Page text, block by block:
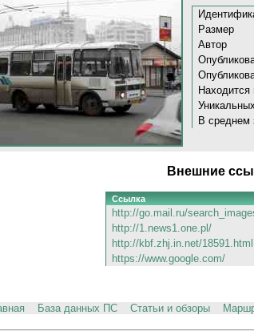
Размер
Автор
Находится
В среднем
Внешние
Ссылка
http://go.mail.ru/
http://1.news1.one.pl/
http://kbf.zhj.in.net/18591.html
https://www.google.com/
База данных ПС Статьи и обзоры